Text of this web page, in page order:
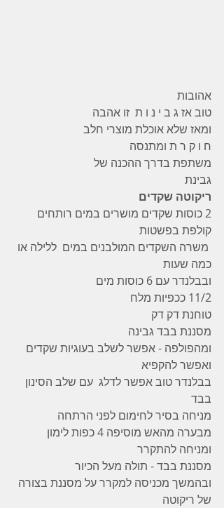
אהובות
טוב אז ג ב י נ ו ת  זו אהבה
ומאז שלא אוכלת מוצרי חלב
ח ו ק ר ת ומתנסה
משתפת בדרך ההכנה של
גבינת
ריקוטה שקדים
2 כוסות שקדים מושרים במים רותחים
קולפת בפשטות
משרה השקדים המולבנים במים  ללילה או
כמה שעות
ובבלנדר עם 6 כוסות מים
11/2 ככפיות מלח
טוחנת דק דק
מסננת בבד גבינה
ומהפולפה - אפשר לשלב בעוגיות שקדים
ואפשר להקפיא
בבלנדר טוב אפשר לדלג  עם שלב הסינון
בבד
מניחה בסיר לחימום לפני הרתחה
מבערה מהאש מוסיפה 4 כפות לימון
ומניחה להתקרר
מסננת בבד - תולה מעל הכיור
ובהמשך מכניסה למקרר על מסננת בצורה
של ריקוטה